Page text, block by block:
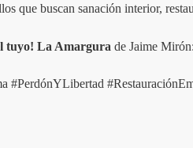
que buscan sanación interior,
tuyo! La Amargura de Jaime
#PerdónYLibertad